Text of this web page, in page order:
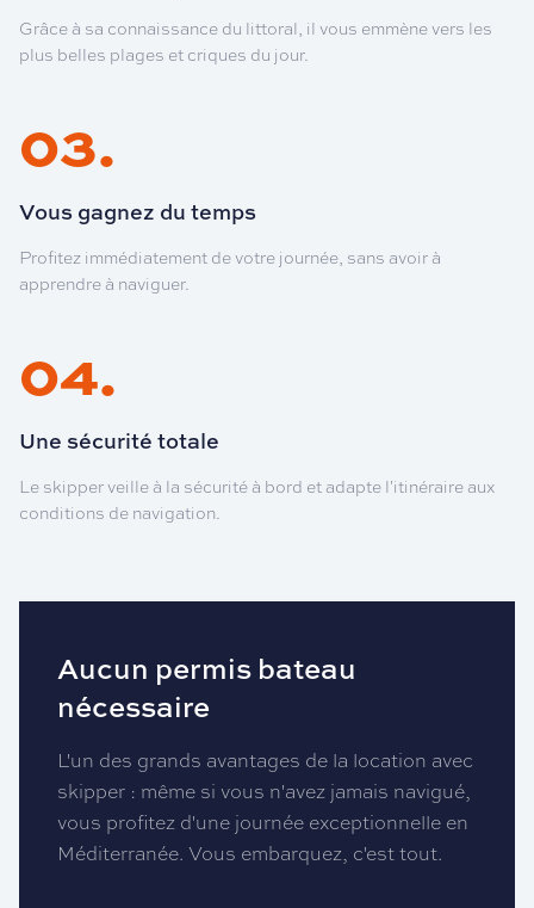
Grâce à sa connaissance du littoral, il vous emmène vers les
plus belles plages et criques du jour.
03.
Vous gagnez du temps
Profitez immédiatement de votre journée, sans avoir à
apprendre à naviguer.
04.
Une sécurité totale
Le skipper veille à la sécurité à bord et adapte l'itinéraire aux
conditions de navigation.
Aucun permis bateau
nécessaire
L'un des grands avantages de la location avec
skipper : même si vous n'avez jamais navigué,
vous profitez d'une journée exceptionnelle en
Méditerranée. Vous embarquez, c'est tout.